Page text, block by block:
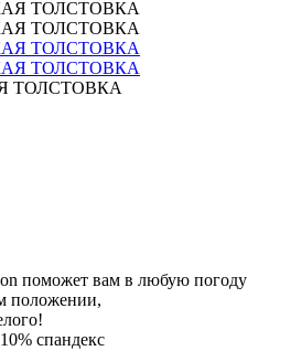
ТОЛСТОВКА
поможет вам в любую погоду
положении,
спандекс